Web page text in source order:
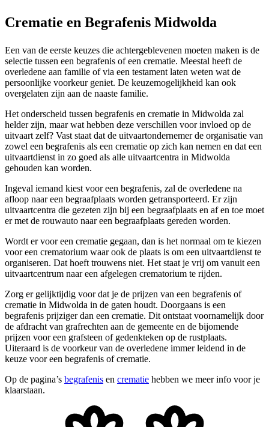
Crematie en Begrafenis Midwolda
Een van de eerste keuzes die achtergeblevenen moeten maken is de
selectie tussen een begrafenis of een crematie. Meestal heeft de
overledene aan familie of via een testament laten weten wat de
persoonlijke voorkeur geniet. De keuzemogelijkheid kan ook
overgelaten zijn aan de naaste familie.
Het onderscheid tussen begrafenis en crematie in Midwolda zal
helder zijn, maar wat hebben deze verschillen voor invloed op de
uitvaart zelf? Vast staat dat de uitvaartondernemer de organisatie van
zowel een begrafenis als een crematie op zich kan nemen en dat een
uitvaartdienst in zo goed als alle uitvaartcentra in Midwolda
gehouden kan worden.
Ingeval iemand kiest voor een begrafenis, zal de overledene na
afloop naar een begraafplaats worden getransporteerd. Er zijn
uitvaartcentra die gezeten zijn bij een begraafplaats en af en toe moet
er met de rouwauto naar een begraafplaats gereden worden.
Wordt er voor een crematie gegaan, dan is het normaal om te kiezen
voor een crematorium waar ook de plaats is om een uitvaartdienst te
organiseren. Dat hoeft trouwens niet. Het staat je vrij om vanuit een
uitvaartcentrum naar een afgelegen crematorium te rijden.
Zorg er gelijktijdig voor dat je de prijzen van een begrafenis of
crematie in Midwolda in de gaten houdt. Doorgaans is een
begrafenis prijziger dan een crematie. Dit ontstaat voornamelijk door
de afdracht van grafrechten aan de gemeente en de bijomende
prijzen voor een grafsteen of gedenkteken op de rustplaats.
Uiteraard is de voorkeur van de overledene immer leidend in de
keuze voor een begrafenis of crematie.
Op de pagina’s begrafenis en crematie hebben we meer info voor je
klaarstaan.